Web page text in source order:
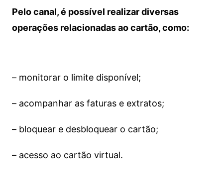
Pelo canal, é possível realizar diversas
operações relacionadas ao cartão, como:
– monitorar o limite disponível;
– acompanhar as faturas e extratos;
– bloquear e desbloquear o cartão;
– acesso ao cartão virtual.